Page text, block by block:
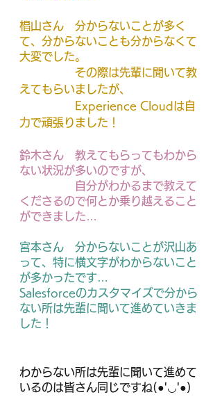
椙山さん　分からないことが多く
て、分からないことも分からなくて
大変でした。
その際は先輩に聞いて教
えてもらいましたが、
Experience Cloudは自
力で頑張りました！
鈴木さん 教えてもらってもわから
ない状況が多いのですが、
自分がわかるまで教えて
くださるので何とか乗り越えること
ができました…
宮本さん 分からないことが沢山あ
って、特に横文字がわからないこと
が多かったです…
Salesforceのカスタマイズで分から
ない所は先輩に聞いて進めていきま
した！
わからない所は先輩に聞いて進めて
いるのは皆さん同じですね(●'◡'●)